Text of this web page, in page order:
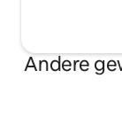
Andere